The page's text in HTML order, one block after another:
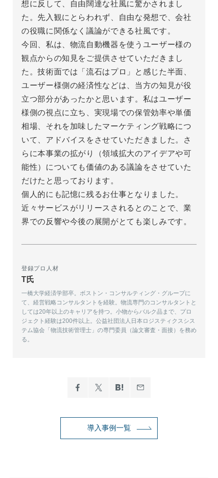
想に反して、自由闊達な社風に驚かされまし
た。先入観にとらわれず、自由な発想で、会社
の役職に関係なく議論ができる社風です。
今回、私は、物流自動機器を使うユーザー様の
観点からの知見をご提供させていただきまし
た。技術面では「流石はプロ」と感じた半面、
ユーザー様側の経済性などは、当方の知見が役
立つ部分があったかと思います。私はユーザー
様側の視点に立ち、実現場での保管効率や単価
相場、それを加味したマーケティング戦略につ
いて、アドバイスをさせていただきました。さ
らに本事業の拡がり（領域拡大のアイデアや可
能性）についても価値のある議論をさせていた
だけたと思っております。
個人的にも記憶に残るお仕事となりました。
近々サービスがリリースされるとのことで、業
界での反響や今後の展開がとても楽しみです。
登録プロ人材
T氏
一橋大学経済学部卒。ボストン・コンサルティング・グループに
て、経営戦略コンサルタントを経験。物流専門のコンサルタントと
しては20年以上のキャリアを持つ。小物からバルク品まで、プロ
ジェクト経験は200件以上。公益社団法人日本ロジスティクスシス
テム協会「物流技術管理士」の専門委員（論文審査・面接）を務め
る。
導入事例一覧